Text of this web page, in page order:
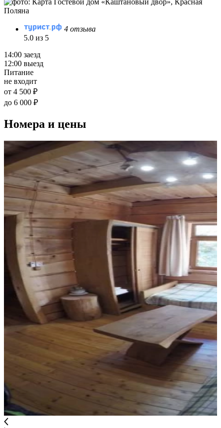
4 отзыва
5.0 из 5
14:00 заезд
12:00 выезд
Питание
не входит
от 4 500 ₽
до 6 000 ₽
Номера и цены